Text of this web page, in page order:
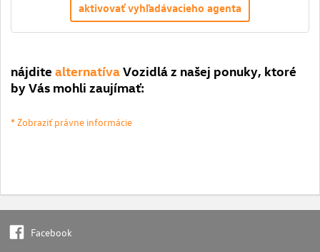
aktivovať vyhľadávacieho agenta
nájdite alternatívaVozidlá z našej ponuky, ktoré
by Vás mohli zaujímať:
* Zobraziť právne informácie
Facebook